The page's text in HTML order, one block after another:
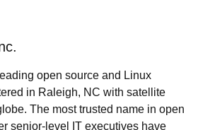
open source and Linux
in Raleigh, NC with satellite
The most trusted name in open
senior-level IT executives have